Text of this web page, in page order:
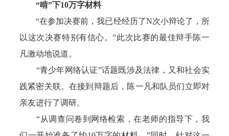
“啃”下10万字材料
“在参加决赛前，我已经经历了N次小辩论了，所
以这次决赛特别有信心。”此次比赛的最佳辩手陈一
凡激动地说道。
“青少年网络认证”话题既涉及法律，又和社会实
践紧密关联。在接到辩题后，陈一凡和队员们立即对
亲友进行了调研。
“从调查问卷到网络检索，在老师的指导下，我